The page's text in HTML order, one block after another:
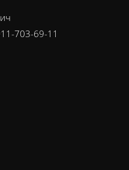
703-69-11